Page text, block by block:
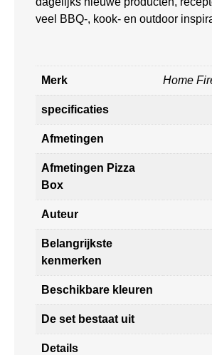
veel BBQ-, kook- en outdoor
Merk Home
specificaties
Afmetingen
Afmetingen Pizza
Box
Auteur
Belangrijkste
kenmerken
Beschikbare kleuren
De set bestaat uit
Details